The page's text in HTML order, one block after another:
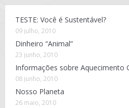
TESTE: Você é Sustentável?
09 julho, 2010
Dinheiro “Animal”
23 junho, 2010
Informações sobre Aquecimento
08 junho, 2010
Nosso Planeta
26 maio, 2010